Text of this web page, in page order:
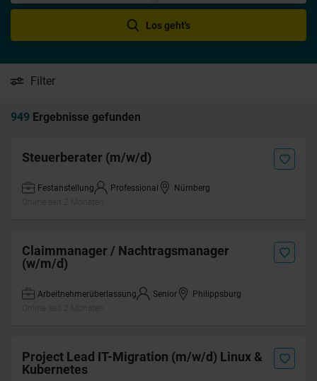
Los geht's
Filter
949 Ergebnisse gefunden
Steuerberater (m/w/d)
Festanstellung Professional
Nürnberg
Claimmanager / Nachtragsmanager
(w/m/d)
Arbeitnehmerüberlassung Senior
Philippsburg
Project Lead IT-Migration (m/w/d) Linux &
Kubernetes